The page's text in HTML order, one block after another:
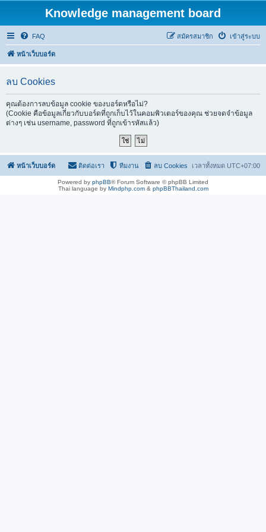
Knowledge management board
FAQ เข้าสู่ระบบ
สมัครสมาชิก
หน้าเว็บบอร์ด
ลบ Cookies
คุณต้องการลบข้อมูล cookie ของบอร์ดหรือไม่?
(Cookie คือข้อมูลเกี่ยวกับบอร์ดที่ถูกเก็บไว้ในคอมพิวเตอร์ของคุณ ช่วยจดจำข้อมูล
ต่างๆ เช่น username, password ที่ถูกเข้ารหัสแล้ว)
หน้าเว็บบอร์ด เวลาทั้งหมด UTC+07:00
ลบ Cookies
ทีมงาน
ติดต่อเรา
Powered by phpBB® Forum Software © phpBB Limited
Thai language by Mindphp.com& phpBBThailand.com